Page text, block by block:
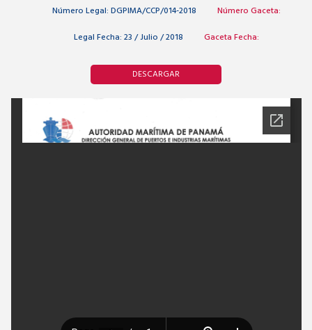
Número Legal: DGPIMA/CCP/014-2018
Número Gaceta:
Legal Fecha: 23 / Julio / 2018 Gaceta Fecha:
DESCARGAR